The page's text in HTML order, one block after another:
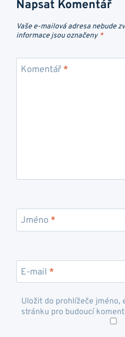
Napsat Komentář
Vaše e-mailová adresa nebude
informace jsou označeny *
Komentář *
Jméno *
E-mail *
Uložit do prohlížeče jméno,
stránku pro budoucí